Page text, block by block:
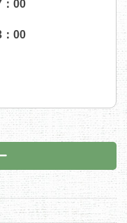
00